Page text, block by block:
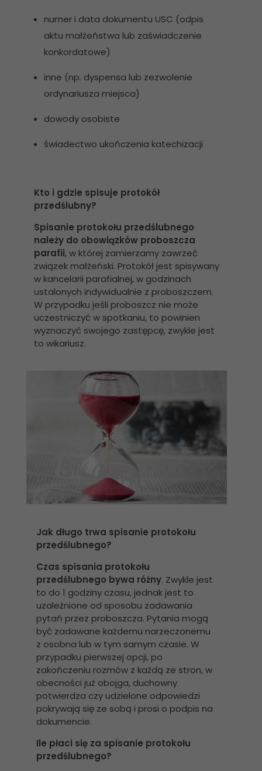
numer i data dokumentu USC (odpis
aktu małżeństwa lub zaświadczenie
konkordatowe)
inne (np. dyspensa lub zezwolenie
ordynariusza miejsca)
dowody osobiste
świadectwo ukończenia katechizacji
Kto i gdzie spisuje protokół
przedślubny?
Spisanie protokołu przedślubnego
należy do obowiązków proboszcza
parafii, w której zamierzamy zawrzeć
związek małżeński. Protokół jest spisywany
w kancelarii parafialnej, w godzinach
ustalonych indywidualnie z proboszczem.
W przypadku jeśli proboszcz nie może
uczestniczyć w spotkaniu, to powinien
wyznaczyć swojego zastępcę, zwykle jest
to wikariusz.
Jak długo trwa spisanie protokołu
przedślubnego?
Czas spisania protokołu
przedślubnego bywa różny. Zwykle jest
to do 1 godziny czasu, jednak jest to
uzależnione od sposobu zadawania
pytań przez proboszcza. Pytania mogą
być zadawane każdemu narzeczonemu
z osobna lub w tym samym czasie. W
przypadku pierwszej opcji, po
zakończeniu rozmów z każdą ze stron, w
obecności już obojga, duchowny
potwierdza czy udzielone odpowiedzi
pokrywają się ze sobą i prosi o podpis na
dokumencie.
Ile płaci się za spisanie protokołu
przedślubnego?